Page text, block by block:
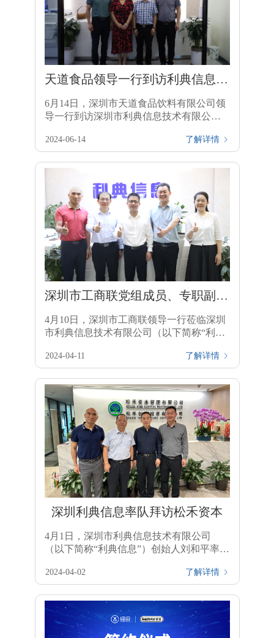
天道食品领导一行到访利典信息，
深入交流细目SRSS供应链模式
6月14日，深圳市天道食品饮料有限公司领
导一行到访深圳市利典信息技术有限公司
型供应链电商模式展开了深入探讨
2024-06-14 了解详情 
深圳市工商联党组成员、专职副主
席覃敬腾一行莅临利典信息交流座
谈
4月10日，深圳市工商联领导一行莅临深圳
市利典信息技术有限公司（以下简称“利典
新型供应链电商模式展开深入探讨
2024-04-11 了解详情 
深圳利典信息率队拜访松禾资本
4月1日，深圳市利典信息技术有限公司
（以下简称“利典信息”）创始人刘和平率队
禾资本”）创始合伙人厉伟，双方就新型电
商供应链模式进行深入交流。利典信息创
始合伙人程旦星、总顾问蒋溪林出席会议
2024-04-02 了解详情 